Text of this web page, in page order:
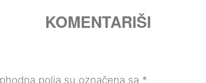
KOMENTARIŠI
polja su označena sa *